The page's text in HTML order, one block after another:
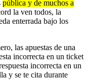
pública y de muchos a
la ven todos, la
enterrada bajo los
las apuestas de una
incorrecta en un ticket
incorrecta en un
y se te cita durante